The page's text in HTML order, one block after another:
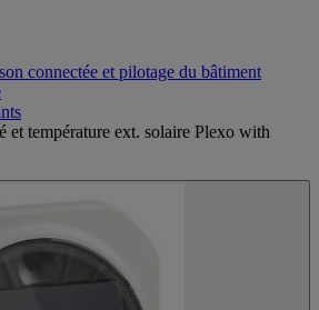
connectée et pilotage du bâtiment
et température ext. solaire Plexo with